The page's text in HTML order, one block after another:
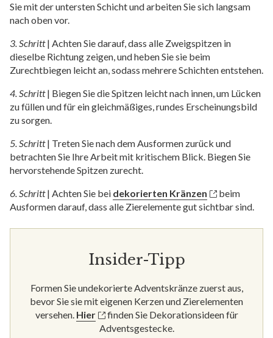
Sie mit der untersten Schicht und arbeiten Sie sich langsam
nach oben vor.
3. Schritt | Achten Sie darauf, dass alle Zweigspitzen in
dieselbe Richtung zeigen, und heben Sie sie beim
Zurechtbiegen leicht an, sodass mehrere Schichten entstehen.
4. Schritt | Biegen Sie die Spitzen leicht nach innen, um Lücken
zu füllen und für ein gleichmäßiges, rundes Erscheinungsbild
zu sorgen.
5. Schritt | Treten Sie nach dem Ausformen zurück und
betrachten Sie Ihre Arbeit mit kritischem Blick. Biegen Sie
hervorstehende Spitzen zurecht.
6. Schritt | Achten Sie bei dekorierten Kränzen
beim
Ausformen darauf, dass alle Zierelemente gut sichtbar sind.
Insider-Tipp
Formen Sie undekorierte Adventskränze zuerst aus,
bevor Sie sie mit eigenen Kerzen und Zierelementen
versehen. Hier
finden Sie Dekorationsideen für
Adventsgestecke.